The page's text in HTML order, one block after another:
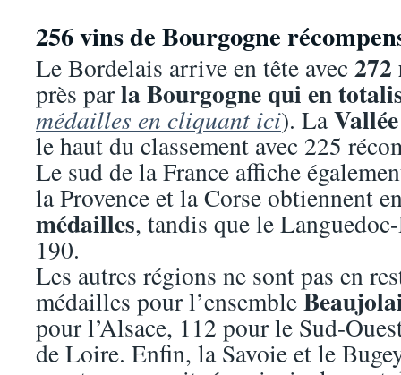
256 vins de Bourgogne
Le Bordelais arrive en tête avec272
près parla Bourgogne qui en
médailles en cliquant ici). La
le haut du classement avec 225
Le sud de la France affiche
la Provence et la Corse obtiennent
médailles, tandis que le
190.
Les autres régions ne sont pas en
médailles pour l’ensemble
pour l’Alsace, 112 pour le Sud-
de Loire. Enfin, la Savoie et le